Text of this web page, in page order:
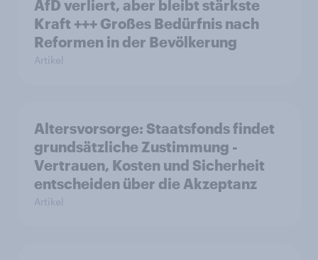
AfD verliert, aber bleibt stärkste
Kraft +++ Großes Bedürfnis nach
Reformen in der Bevölkerung
Artikel
Altersvorsorge: Staatsfonds findet
grundsätzliche Zustimmung -
Vertrauen, Kosten und Sicherheit
entscheiden über die Akzeptanz
Artikel